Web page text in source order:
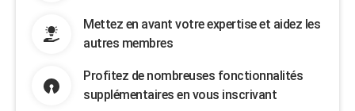
Mettez en avant votre expertise et aidez les
autres membres
Profitez de nombreuses fonctionnalités
supplémentaires en vous inscrivant